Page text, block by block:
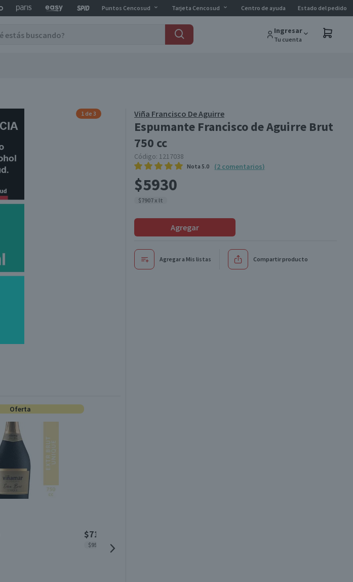
Puntos Cencosud Tarjeta Cencosud Centro de ayuda Estado del pedido
Ingresar
Tu cuenta
Viña Francisco De Aguirre
Espumante Francisco de Aguirre Brut
750 cc
Código: 1217038
Nota 5.0 (2 comentarios)
$5930
$7907 x lt
Agregar
Agregar a Mis listas Compartir producto
1 de 3
Oferta
$7190
$9587 x lt